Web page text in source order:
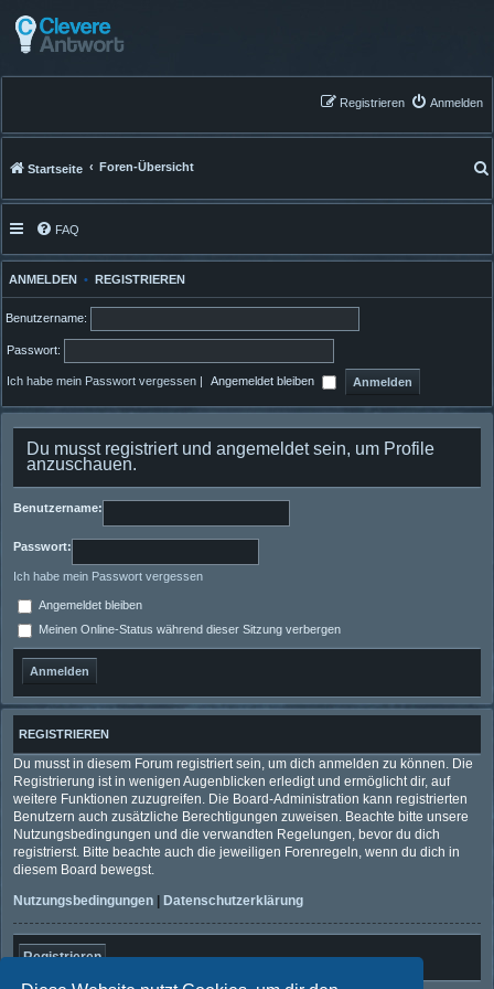
Anmelden
Registrieren
Startseite Foren-Übersicht
FAQ
ANMELDEN • REGISTRIEREN
Benutzername:
Passwort:
Ich habe mein Passwort vergessen | Angemeldet bleiben
Du musst registriert und angemeldet sein, um Profile
anzuschauen.
Benutzername:
Passwort:
Ich habe mein Passwort vergessen
Angemeldet bleiben
Meinen Online-Status während dieser Sitzung verbergen
REGISTRIEREN
Du musst in diesem Forum registriert sein, um dich anmelden zu können. Die
Registrierung ist in wenigen Augenblicken erledigt und ermöglicht dir, auf
weitere Funktionen zuzugreifen. Die Board-Administration kann registrierten
Benutzern auch zusätzliche Berechtigungen zuweisen. Beachte bitte unsere
Nutzungsbedingungen und die verwandten Regelungen, bevor du dich
registrierst. Bitte beachte auch die jeweiligen Forenregeln, wenn du dich in
diesem Board bewegst.
Nutzungsbedingungen
Datenschutzerklärung
Registrieren